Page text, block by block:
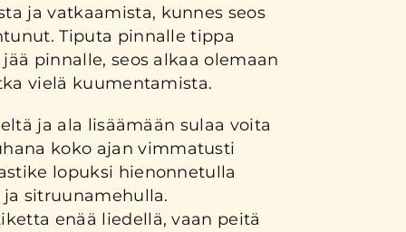
ja vatkaamista, kunnes seos
Tiputa pinnalle tippa
jää pinnalle, seos alkaa olemaan
vielä kuumentamista.
ja ala lisäämään sulaa voita
koko ajan vimmatusti
lopuksi hienonnetulla
sitruunamehulla.
enää liedellä, vaan peitä